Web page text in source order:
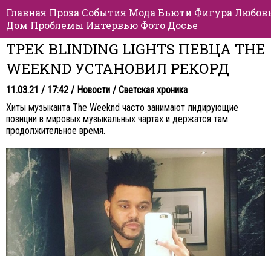
Главная Проза События Мода Бьюти Фигура
Дом Проблемы Интервью Фото Досье
ТРЕК BLINDING LIGHTS ПЕВЦА THE
WEEKND УСТАНОВИЛ РЕКОРД
11.03.21 / 17:42 / Новости / Светская хроника
Хиты музыканта The Weeknd часто занимают лидирующие
позиции в мировых музыкальных чартах и держатся там
продолжительное время.